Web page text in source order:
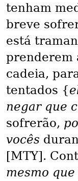
tenham
breve
está
prenderem
cadeia,
tentados {
negar que
sofrerão,
vocês
[MTY].
mesmo que